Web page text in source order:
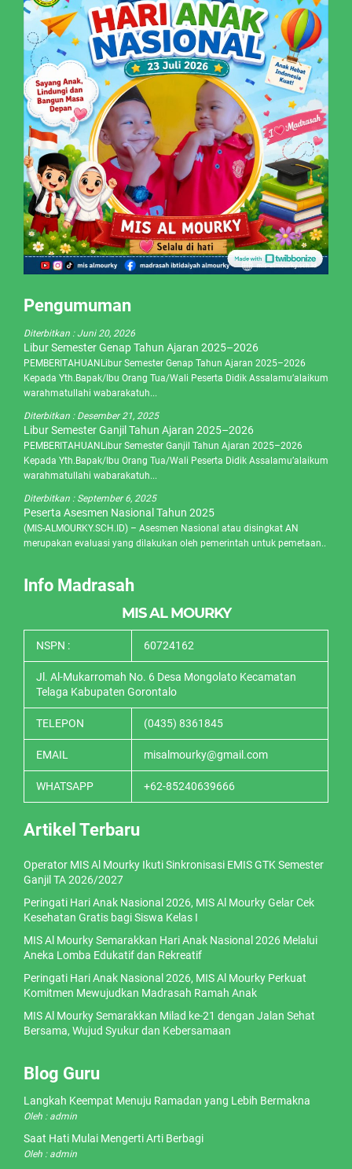
Pengumuman
Diterbitkan :Juni 20, 2026
Libur Semester Genap Tahun Ajaran 2025–2026
PEMBERITAHUANLibur Semester Genap Tahun Ajaran 2025–2026
Kepada Yth.Bapak/Ibu Orang Tua/Wali Peserta Didik Assalamu’alaikum
warahmatullahi wabarakatuh...
Diterbitkan : Desember 21, 2025
Libur Semester Ganjil Tahun Ajaran 2025–2026
PEMBERITAHUANLibur Semester Ganjil Tahun Ajaran 2025–2026
Kepada Yth.Bapak/Ibu Orang Tua/Wali Peserta Didik Assalamu’alaikum
warahmatullahi wabarakatuh...
Diterbitkan : September 6, 2025
Peserta Asesmen Nasional Tahun 2025
(MIS-ALMOURKY.SCH.ID) – Asesmen Nasional atau disingkat AN
merupakan evaluasi yang dilakukan oleh pemerintah untuk pemetaan..
Info Madrasah
MIS AL MOURKY
NSPN : 60724162
Jl. Al-Mukarromah No. 6 Desa Mongolato Kecamatan
Telaga Kabupaten Gorontalo
TELEPON (0435) 8361845
EMAIL misalmourky@gmail.com
WHATSAPP +62-85240639666
Artikel Terbaru
Operator MIS Al Mourky Ikuti Sinkronisasi EMIS GTK Semester
Ganjil TA 2026/2027
Peringati Hari Anak Nasional 2026, MIS Al Mourky Gelar Cek
Kesehatan Gratis bagi Siswa Kelas I
MIS Al Mourky Semarakkan Hari Anak Nasional 2026 Melalui
Aneka Lomba Edukatif dan Rekreatif
Peringati Hari Anak Nasional 2026, MIS Al Mourky Perkuat
Komitmen Mewujudkan Madrasah Ramah Anak
MIS Al Mourky Semarakkan Milad ke-21 dengan Jalan Sehat
Bersama, Wujud Syukur dan Kebersamaan
Blog Guru
Langkah Keempat Menuju Ramadan yang Lebih Bermakna
Oleh : admin
Saat Hati Mulai Mengerti Arti Berbagi
Oleh : admin